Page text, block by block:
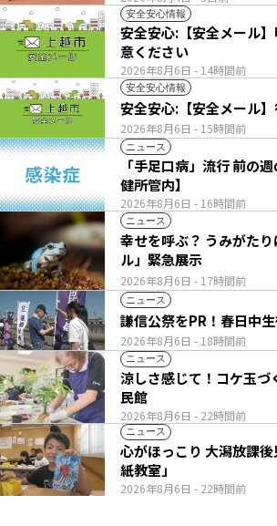
安全安心情報
2026年8月6日 - 14時間前
安全安心:【安全メール
意ください
安全安心情報
2026年8月6日 - 15時間前
安全安心:【安全メール
ニュース
2026年8月6日 - 16時間前
「手足口病」流行 前の週の3倍に増加【上越保
健所管内】
ニュース
2026年8月6日 - 17時間前
幸せを呼ぶ？ うみがた
ル」緊急展示
ニュース
2026年8月6日 - 18時間前
謙信公祭をPR！春日中
ニュース
2026年8月6日 - 22時間前
涼しさ感じて！コケ玉づ
民館
ニュース
2026年8月6日 - 22時間前
心がほっこり 大潟放課
紙教室」